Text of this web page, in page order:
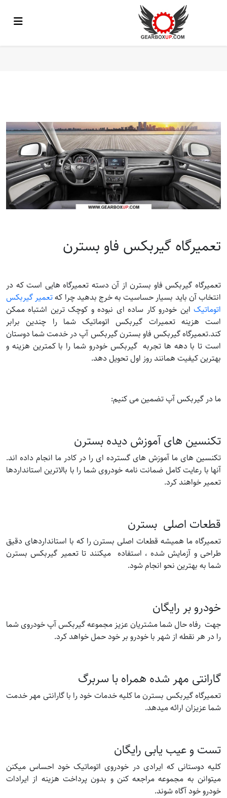
تعمیرگاه گیربکس فاو بسترن
تعمیرگاه گیربکس فاو بسترن از آن دسته تعمیرگاه هایی است که در
انتخاب آن باید بسیار حساسیت به خرج بدهید چرا کهتعمیر گیربکس
اتوماتیک این خودرو کار ساده ای نبوده و کوچک ترین اشتباه ممکن
است هزینه تعمیرات گیربکس اتوماتیک شما را چندین برابر
کند.تعمیرگاه گیربکس فاو بسترن گیربکس آپ در خدمت شما دوستان
است تا با دهه ها تجربه گیربکس خودرو شما را با کمترین هزینه و
بهترین کیفیت همانند روز اول تحویل دهد.
ما در گیربکس آپ تضمین می کنیم:
تکنسین های آموزش دیده بسترن
تکنسین های ما آموزش های گسترده ای را در کادر ما انجام داده اند.
آنها با رعایت کامل ضمانت نامه خودروی شما را با بالاترین استانداردها
تعمیر خواهند کرد.
قطعات اصلی بسترن
تعمیرگاه ما همیشه قطعات اصلی بسترن را که با استانداردهای دقیق
طراحی و آزمایش شده ، استفاده میکنند تا تعمیر گیربکس بسترن
شما به بهترین نحو انجام شود.
خودرو بر رایگان
جهت رفاه حال شما مشتریان عزیز مجموعه گیربکس آپ خودروی شما
را در هر نقطه از شهر با خودرو بر خود حمل خواهد کرد.
گارانتی مهر شده همراه با سربرگ
تعمیرگاه گیربکس بسترن ما کلیه خدمات خود را با گارانتی مهر خدمت
شما عزیزان ارائه میدهد.
تست و عیب یابی رایگان
کلیه دوستانی که ایرادی در خودروی اتوماتیک خود احساس میکنن
میتوانن به مجموعه مراجعه کنن و بدون پرداخت هزینه از ایرادات
خودرو خود آگاه شوند.